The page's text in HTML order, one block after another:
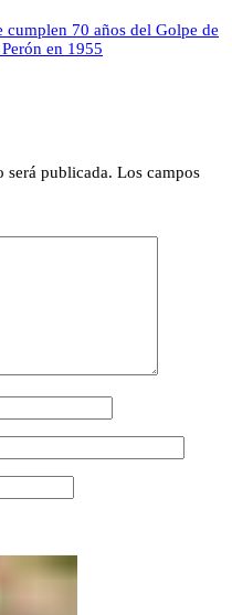
cumplen 70 años del Golpe de
en 1955
será publicada. Los campos